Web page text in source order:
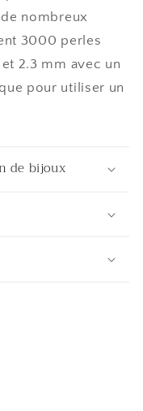
nombreux
3000 perles
2.3 mm avec un
pour utiliser un
de bijoux